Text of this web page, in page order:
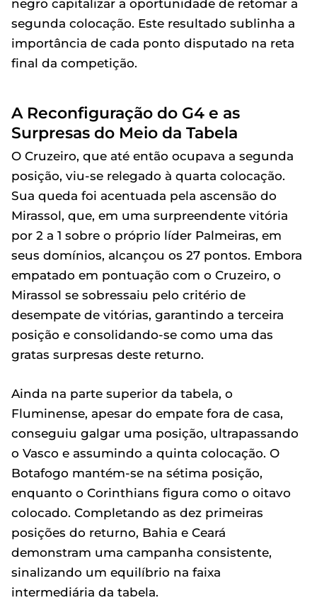
negro capitalizar a oportunidade de retomar a
segunda colocação. Este resultado sublinha a
importância de cada ponto disputado na reta
final da competição.
A Reconfiguração do G4 e as
Surpresas do Meio da Tabela
O Cruzeiro, que até então ocupava a segunda
posição, viu-se relegado à quarta colocação.
Sua queda foi acentuada pela ascensão do
Mirassol, que, em uma surpreendente vitória
por 2 a 1 sobre o próprio líder Palmeiras, em
seus domínios, alcançou os 27 pontos. Embora
empatado em pontuação com o Cruzeiro, o
Mirassol se sobressaiu pelo critério de
desempate de vitórias, garantindo a terceira
posição e consolidando-se como uma das
gratas surpresas deste returno.
Ainda na parte superior da tabela, o
Fluminense, apesar do empate fora de casa,
conseguiu galgar uma posição, ultrapassando
o Vasco e assumindo a quinta colocação. O
Botafogo mantém-se na sétima posição,
enquanto o Corinthians figura como o oitavo
colocado. Completando as dez primeiras
posições do returno, Bahia e Ceará
demonstram uma campanha consistente,
sinalizando um equilíbrio na faixa
intermediária da tabela.